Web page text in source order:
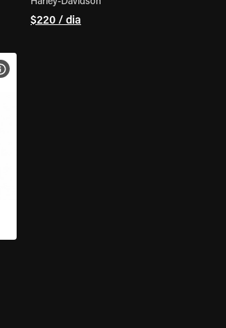
Harley-Davidson
$220 / dia
VER ESPECIFICAÇÕES DA MOTO